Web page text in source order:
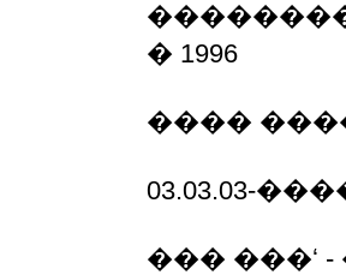
� 1996
����
03.03.03-
��� ���ʻ